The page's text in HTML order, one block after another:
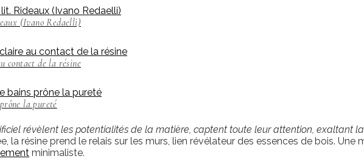
(Ivano Redaelli)
contact de la résine
la pureté
révèlent les potentialités de la matière, captent toute leur attention, exaltant
la résine prend le relais sur les murs, lien révélateur des essences de bois. Une
minimaliste.